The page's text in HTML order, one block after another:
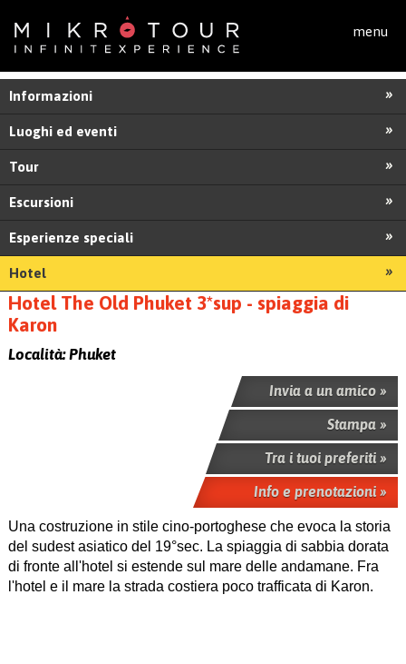
menu
Informazioni
Luoghi ed eventi
Tour
Escursioni
Esperienze speciali
Hotel
Hotel The Old Phuket 3*sup - spiaggia di
Karon
Località:Phuket
Invia a un amico »
Stampa »
Tra i tuoi preferiti »
Info e prenotazioni »
Una costruzione in stile cino-portoghese che evoca la storia
del sudest asiatico del 19°sec. La spiaggia di sabbia dorata
di fronte all'hotel si estende sul mare delle andamane. Fra
l'hotel e il mare la strada costiera poco trafficata di Karon.